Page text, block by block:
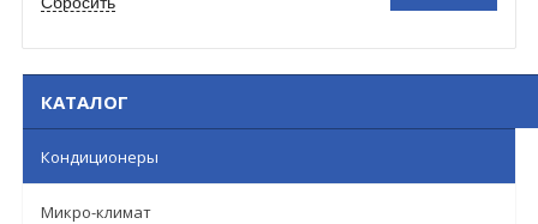
КАТАЛОГ
Кондиционеры
Микро-климат